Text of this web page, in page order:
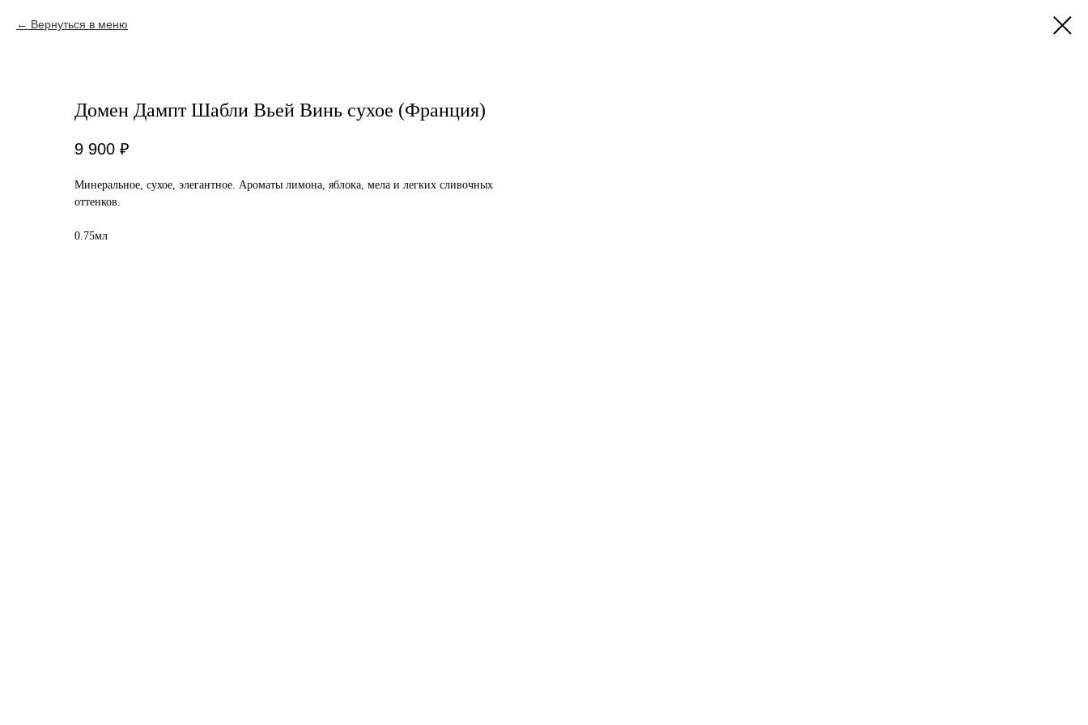
Вернуться в меню
Домен Дампт Шабли Вьей Винь сухое (Франция)
9 900 ₽
Минеральное, сухое, элегантное. Ароматы лимона, яблока, мела и легких сливочных
оттенков.
0.75мл